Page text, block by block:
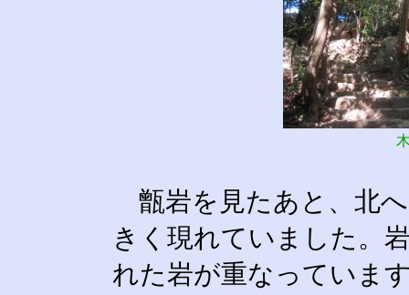
甑岩を見たあと、北
きく現れていました。
れた岩が重なっていま